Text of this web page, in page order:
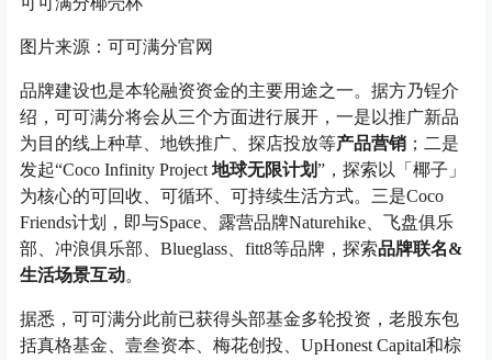
图片来源：可可满分官网
品牌建设也是本轮融资资金的主要用途之一。据方乃锃介
绍，可可满分将会从三个方面进行展开，一是以推广新品
为目的线上种草、地铁推广、探店投放等产品营销 ；二是
发起“Coco Infinity Project 地球无限计划”，探索以「椰子」
为核心的可回收、可循环、可持续生活方式。三是Coco
Friends计划，即与Space、露营品牌Naturehike、飞盘俱乐
部、冲浪俱乐部、Blueglass、fitt8等品牌，探索品牌联名&
生活场景互动。
据悉，可可满分此前已获得头部基金多轮投资，老股东包
括真格基金、壹叁资本、梅花创投、UpHonest Capital和棕